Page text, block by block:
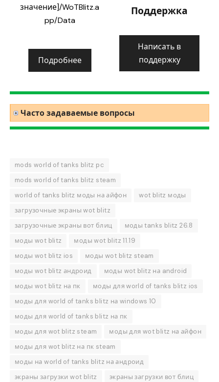
значение]/WoTBlitz.a
pp/Data
Подробнее
Поддержка
Написать в
поддержку
Часто задаваемые вопросы
mods world of tanks blitz pc
mods world of tanks blitz steam
world of tanks blitz моды на айфон
wot blitz моды
загрузочные экраны wot blitz
загрузочные экраны вот блиц
моды tanks blitz 26.8
моды wot blitz
моды wot blitz 11.19
моды wot blitz ios
моды wot blitz steam
моды wot blitz андроид
моды wot blitz на android
моды wot blitz на пк
моды для world of tanks blitz ios
моды для world of tanks blitz на windows 10
моды для world of tanks blitz на пк
моды для wot blitz steam
моды для wot blitz на айфон
моды для wot blitz на пк steam
моды на world of tanks blitz на андроид
экраны загрузки wot blitz
экраны загрузки вот блиц